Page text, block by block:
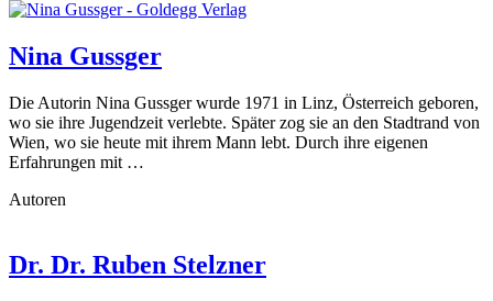
Nina Gussger
Die Autorin Nina Gussger wurde 1971 in Linz, Österreich geboren,
wo sie ihre Jugendzeit verlebte. Später zog sie an den Stadtrand von
Wien, wo sie heute mit ihrem Mann lebt. Durch ihre eigenen
Erfahrungen mit …
Autoren
Dr. Dr. Ruben Stelzner